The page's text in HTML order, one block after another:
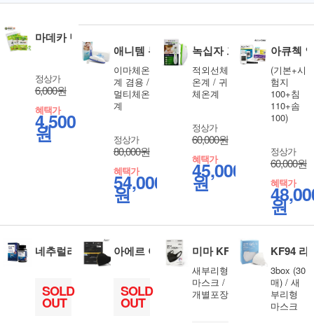
마데카 밴드 4종 선택 상처관리 습윤밴드
정상가
6,000원
혜택가
4,500
원
애니템 듀오 귀체온계
이마체온
계 겸용 /
멀티체온
계
정상가
80,000원
혜택가
54,000
원
녹십자 그린케어 체온계
적외선체
온계 / 귀
체온계
정상가
60,000원
혜택가
45,000
원
아큐첵
(기본+시
험지
100+침
110+솜
100)
정상가
60,000원
혜택가
원
네추럴라이즈 콘드로이친 1200 고함량 60정 상어연골분말
SOLD
OUT
아에르 어드밴스드 KF94 보건용 마스크
SOLD
OUT
미마 KF94 대형(블랙) 50
새부리형
마스크 /
개별포장
KF94 라
3box (30
매) / 새
부리형
마스크